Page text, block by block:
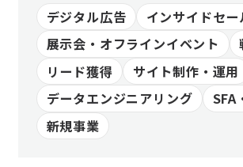
デジタル広告
インサイドセー
展示会・オフラインイベント
リード獲得
サイト制作・運用
データエンジニアリング
SFA
新規事業